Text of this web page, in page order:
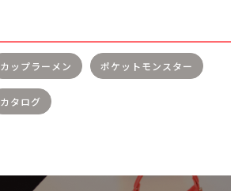
カップラーメン ポケットモンスター
カタログ